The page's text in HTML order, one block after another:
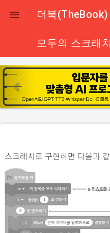
 더북(TheBook)
모두의 스크래
p
r
e
u
s
스크래치로 구현하면 다음과